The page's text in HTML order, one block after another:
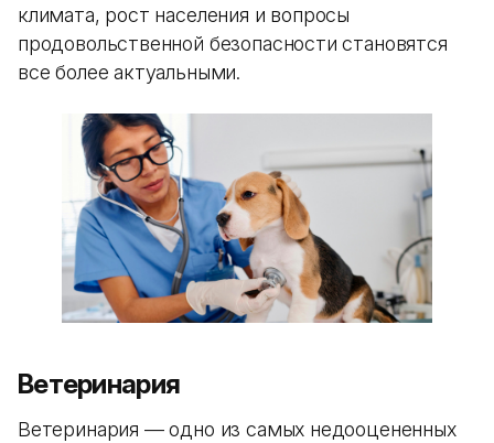
климата, рост населения и вопросы
продовольственной безопасности становятся
все более актуальными.
Ветеринария
Ветеринария — одно из самых недооцененных